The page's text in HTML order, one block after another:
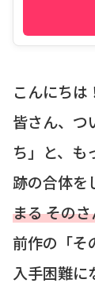
こんにちは
皆さん、つ
ち」と、も
跡の合体を
まる その
前作の「そ
入手困難に